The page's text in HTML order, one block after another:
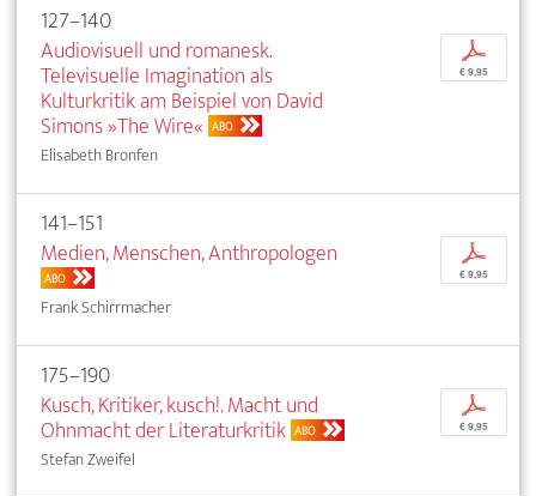
127–140
Audiovisuell und romanesk.
Televisuelle Imagination als
Kulturkritik am Beispiel von David
Simons »The Wire« ABO
Elisabeth Bronfen
p
€ 9,95
141–151
Medien, Menschen, Anthropologen
ABO
Frank Schirrmacher
p
€ 9,95
175–190
Kusch, Kritiker, kusch!. Macht und
Ohnmacht der Literaturkritik ABO
Stefan Zweifel
p
€ 9,95